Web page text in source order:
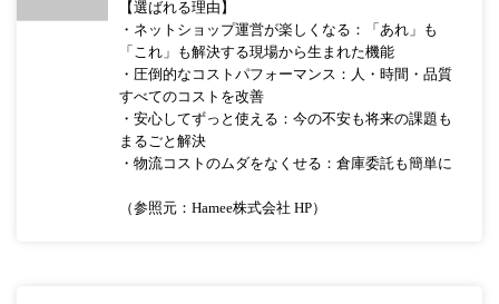
【選ばれる理由】
・ネットショップ運営が楽しくなる：「あれ」も
「これ」も解決する現場から生まれた機能
・圧倒的なコストパフォーマンス：人・時間・品質
すべてのコストを改善
・安心してずっと使える：今の不安も将来の課題も
まるごと解決
・物流コストのムダをなくせる：倉庫委託も簡単に
（参照元：Hamee株式会社 HP）